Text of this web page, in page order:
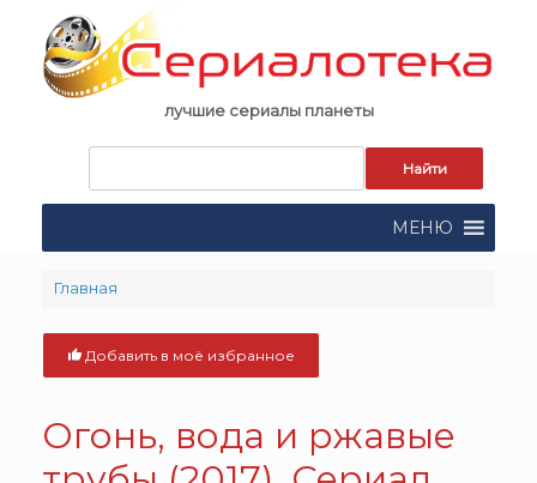
content
лучшие сериалы планеты
поиска:
МЕНЮ
Главная
Добавить в моё избранное
Огонь, вода и ржавые